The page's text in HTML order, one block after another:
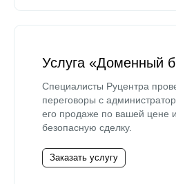
Услуга «Доменный
Специалисты Руцентра
переговоры с
его продаже по вашей цене
безопасную сделку.
Заказать услугу